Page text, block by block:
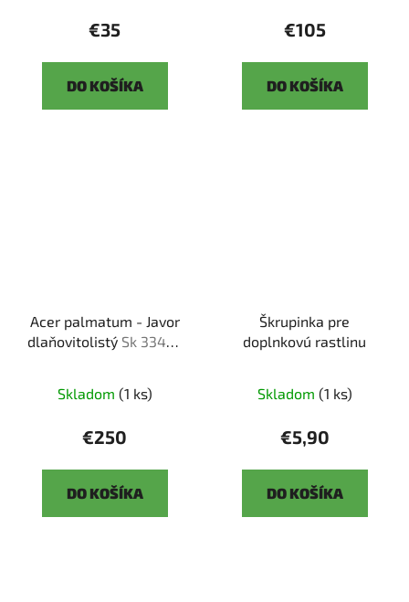
€35
DO KOŠÍKA
€105
DO KOŠÍKA
Acer palmatum - Javor
dlaňovitolistý Sk 3344-
Skladom (1 ks)
€250
DO KOŠÍKA
Škrupinka pre
doplnkovú rastlinu
Skladom (1 ks)
€5,90
DO KOŠÍKA